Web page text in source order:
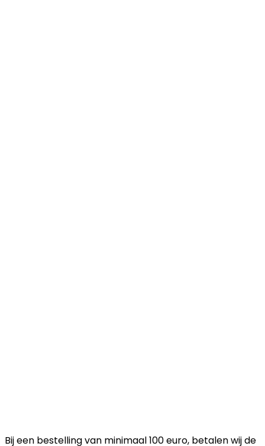
Bij een bestelling van minimaal 100 euro, betalen wij de